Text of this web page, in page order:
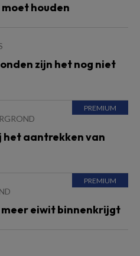
houden
zijn het nog niet
het aantrekken van
eiwit binnenkrijgt